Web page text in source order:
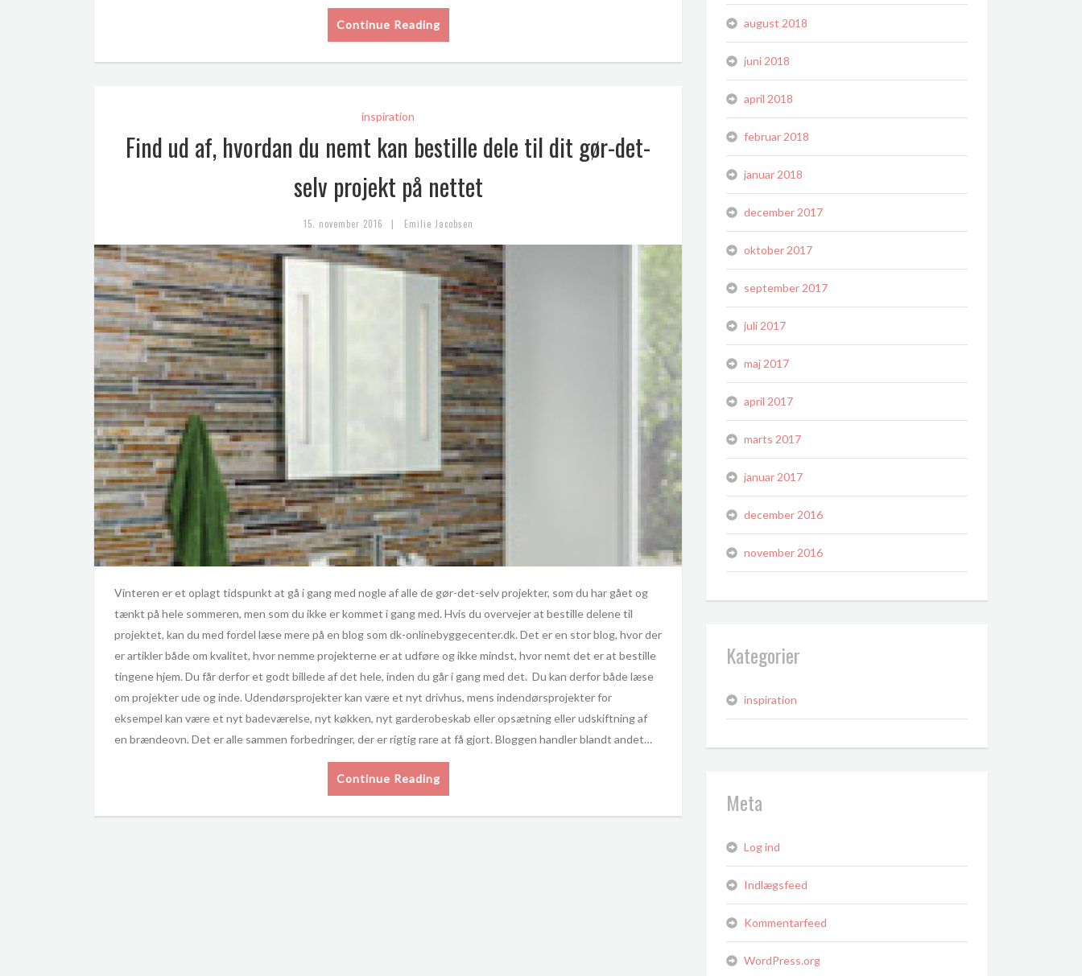
Continue Reading
inspiration
Find ud af, hvordan du nemt kan bestille dele til dit gør-det-
selv projekt på nettet
15. november 2016 | Emilie Jacobsen
Vinteren er et oplagt tidspunkt at gå i gang med nogle af alle de gør-det-selv projekter, som du har gået og
tænkt på hele sommeren, men som du ikke er kommet i gang med. Hvis du overvejer at bestille delene til
projektet, kan du med fordel læse mere på en blog som dk-onlinebyggecenter.dk. Det er en stor blog, hvor der
er artikler både om kvalitet, hvor nemme projekterne er at udføre og ikke mindst, hvor nemt det er at bestille
tingene hjem. Du får derfor et godt billede af det hele, inden du går i gang med det. Du kan derfor både læse
om projekter ude og inde. Udendørsprojekter kan være et nyt drivhus, mens indendørsprojekter for
eksempel kan være et nyt badeværelse, nyt køkken, nyt garderobeskab eller opsætning eller udskiftning af
en brændeovn. Det er alle sammen forbedringer, der er rigtig rare at få gjort. Bloggen handler blandt andet…
Continue Reading
august 2018
juni 2018
april 2018
februar 2018
januar 2018
december 2017
oktober 2017
september 2017
juli 2017
maj 2017
april 2017
marts 2017
januar 2017
december 2016
november 2016
Kategorier
inspiration
Meta
Log ind
Indlægsfeed
Kommentarfeed
WordPress.org